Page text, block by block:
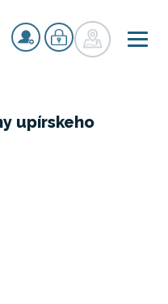
upírskeho